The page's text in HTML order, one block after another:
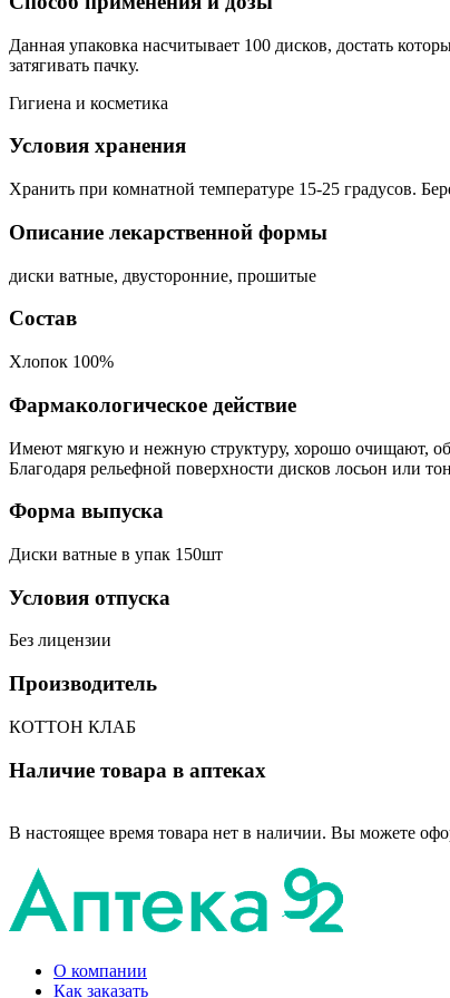
Данная упаковка насчитывает 100 дисков, достать
затягивать пачку.
Гигиена и косметика
Условия хранения
Хранить при комнатной температуре 15-25 градусов.
Описание лекарственной формы
диски ватные, двусторонние, прошитые
Состав
Хлопок 100%
Фармакологическое действие
Имеют мягкую и нежную структуру, хорошо очищают,
Благодаря рельефной поверхности дисков лосьон или
Форма выпуска
Диски ватные в упак 150шт
Условия отпуска
Без лицензии
Производитель
КОТТОН КЛАБ
Наличие товара в аптеках
В настоящее время товара нет в наличии. Вы можете
О компании
Как заказать